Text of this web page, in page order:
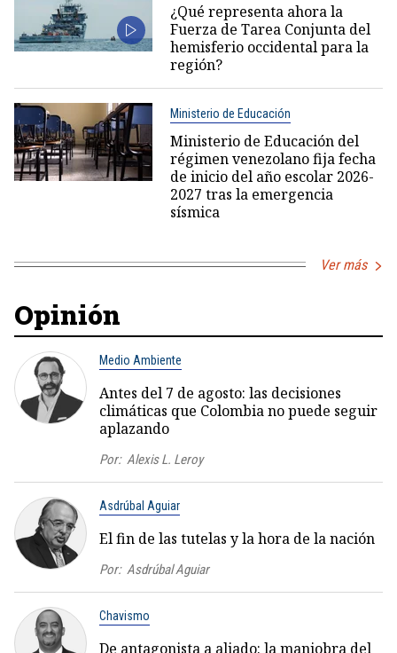
¿Qué representa ahora la
Fuerza de Tarea Conjunta del
hemisferio occidental para la
región?
Ministerio de Educación
Ministerio de Educación del
régimen venezolano fija fecha
de inicio del año escolar 2026-
2027 tras la emergencia
sísmica
Ver más
Opinión
Medio Ambiente
Antes del 7 de agosto: las decisiones
climáticas que Colombia no puede seguir
aplazando
Por: Alexis L. Leroy
Asdrúbal Aguiar
El fin de las tutelas y la hora de la nación
Por: Asdrúbal Aguiar
Chavismo
De antagonista a aliado: la maniobra del